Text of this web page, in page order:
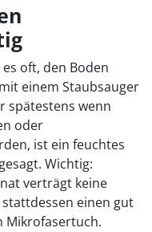
oft, den Boden
einem Staubsauger
spätestens wenn
oder
ist ein feuchtes
Wichtig:
verträgt keine
einen gut
Mikrofasertuch.